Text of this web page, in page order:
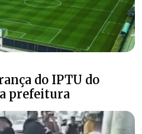
do IPTU do
prefeitura